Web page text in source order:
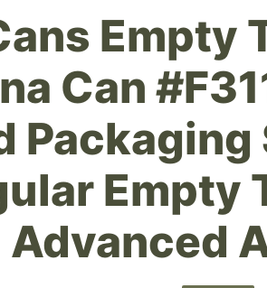
Empty
Can
Empty
Advanced